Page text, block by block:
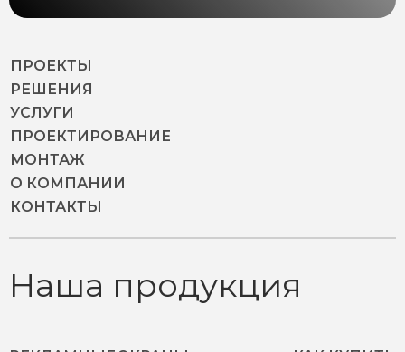
ПРОЕКТЫ
РЕШЕНИЯ
УСЛУГИ
ПРОЕКТИРОВАНИЕ
МОНТАЖ
О КОМПАНИИ
КОНТАКТЫ
Наша продукция